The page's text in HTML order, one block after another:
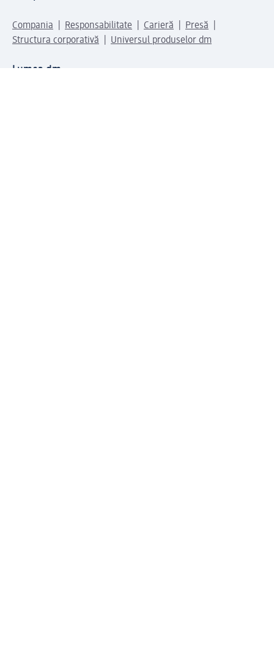
Compania Responsabilitate Carieră
Presă
Structura corporativă
Universul produselor dm
Lumea dm